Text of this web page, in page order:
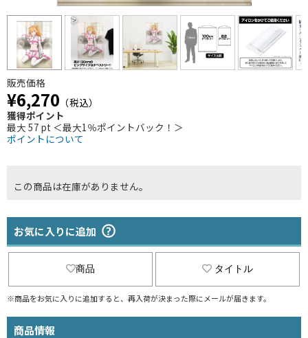
販売価格
¥6,270 （税込）
獲得ポイント
最大 57 pt ＜最大1％ポイントバック！＞
ポイントについて
この商品は在庫がありません。
お気に入りに追加
商品 タイトル
※商品をお気に入りに追加すると、再入荷が決まった際にメールが届きます。
商品情報